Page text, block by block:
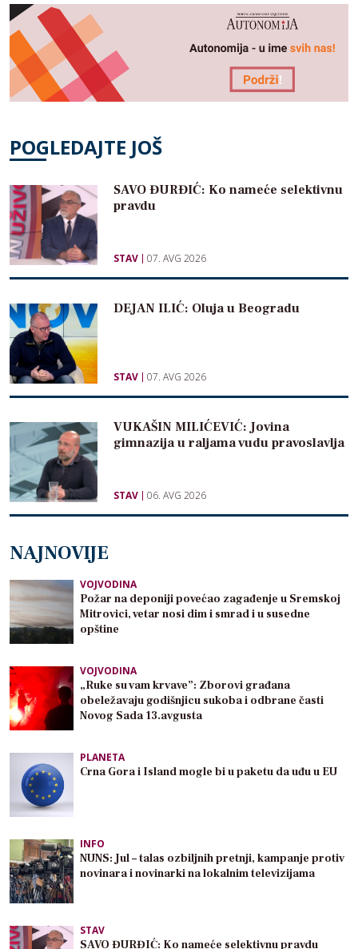
POGLEDAJTE JOŠ
SAVO ĐURĐIĆ: Ko nameće selektivnu
pravdu
STAV 07. AVG 2026
DEJAN ILIĆ: Oluja u Beogradu
STAV 07. AVG 2026
VUKAŠIN MILIĆEVIĆ: Jovina
gimnazija u raljama vudu pravoslavlja
STAV 06. AVG 2026
NAJNOVIJE
VOJVODINA
Požar na deponiji povećao zagađenje u Sremskoj
Mitrovici, vetar nosi dim i smrad i u susedne
opštine
VOJVODINA
„Ruke su vam krvave”: Zborovi građana
obeležavaju godišnjicu sukoba i odbrane časti
Novog Sada 13.avgusta
PLANETA
Crna Gora i Island mogle bi u paketu da uđu u EU
INFO
NUNS: Jul – talas ozbiljnih pretnji, kampanje protiv
novinara i novinarki na lokalnim televizijama
STAV
SAVO ĐURĐIĆ: Ko nameće selektivnu pravdu